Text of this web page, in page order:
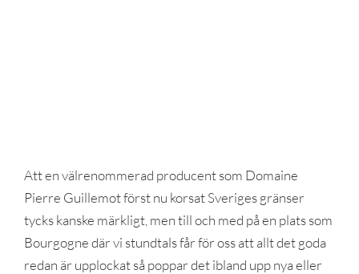
Att en välrenommerad producent som Domaine
Pierre Guillemot först nu korsat Sveriges gränser
tycks kanske märkligt, men till och med på en plats som
Bourgogne där vi stundtals får för oss att allt det goda
redan är upplockat så poppar det ibland upp nya eller